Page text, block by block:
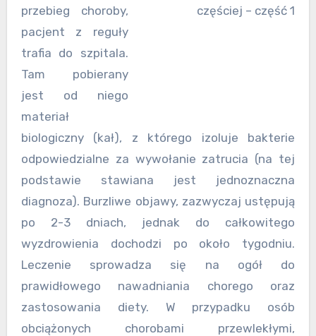
przebieg choroby,
pacjent z reguły
trafia do szpitala.
Tam pobierany
jest od niego
materiał
biologiczny (kał), z którego izoluje bakterie
odpowiedzialne za wywołanie zatrucia (na tej
podstawie stawiana jest jednoznaczna
diagnoza). Burzliwe objawy, zazwyczaj ustępują
po 2-3 dniach, jednak do całkowitego
wyzdrowienia dochodzi po około tygodniu.
Leczenie sprowadza się na ogół do
prawidłowego nawadniania chorego oraz
zastosowania diety. W przypadku osób
obciążonych chorobami przewlekłymi,